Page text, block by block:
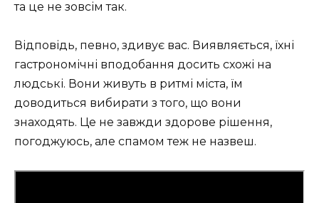
та це не зовсім так.
Відповідь, певно, здивує вас. Виявляється, їхні
гастрономічні вподобання досить схожі на
людські. Вони живуть в ритмі міста, їм
доводиться вибирати з того, що вони
знаходять. Це не завжди здорове рішення,
погоджуюсь, але спамом теж не назвеш.